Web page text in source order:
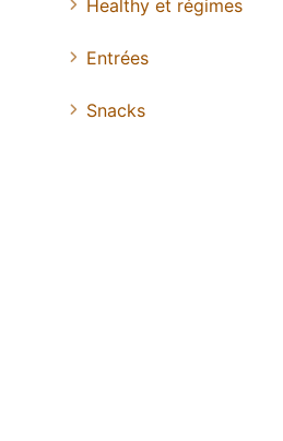
Healthy et régimes
Entrées
Snacks